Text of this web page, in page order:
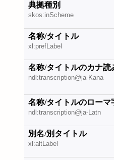
典拠種別
skos:inScheme
名称/タイトル
xl:prefLabel
名称/タイトルのカナ読
ndl:transcription@ja-Kana
名称/タイトルのローマ
ndl:transcription@ja-Latn
別名/別タイトル
xl:altLabel